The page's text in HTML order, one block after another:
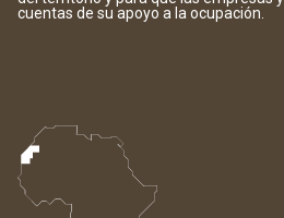
cuentas de su apoyo a la ocupación.